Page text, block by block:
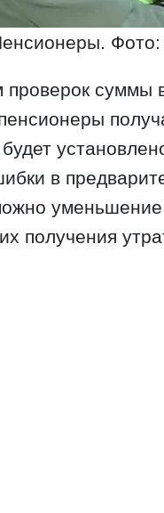
Фото:
проверок суммы
в
получения